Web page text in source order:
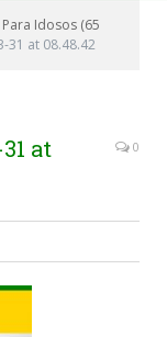
Idosos (65
31 at 08.48.42
at
0